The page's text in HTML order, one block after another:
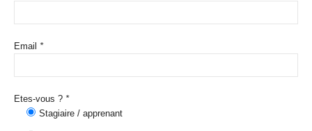
Email *
Etes-vous ? *
Stagiaire / apprenant